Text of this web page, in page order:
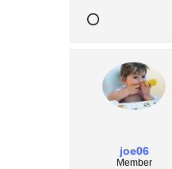
joe06
Member